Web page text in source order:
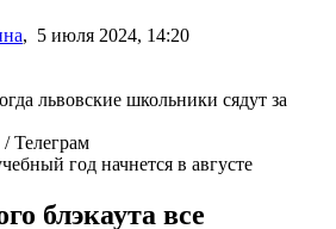
, 5 июля 2024, 14:20
Телеграм
год начнется в августе
блэкаута все